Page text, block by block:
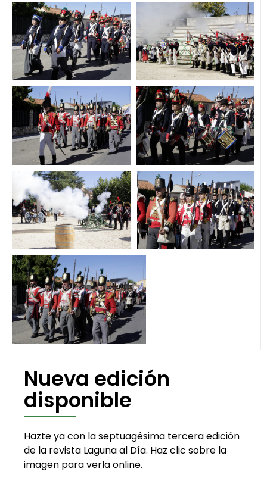
Nueva edición
disponible
Hazte ya con la septuagésima tercera edición
de la revista Laguna al Día. Haz clic sobre la
imagen para verla online.